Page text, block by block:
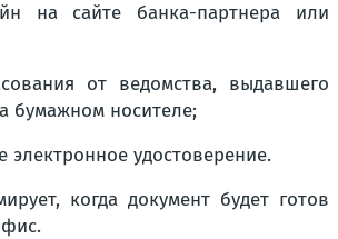
на сайте банка-партнера или
от ведомства, выдавшего
бумажном носителе;
электронное удостоверение.
когда документ будет готов